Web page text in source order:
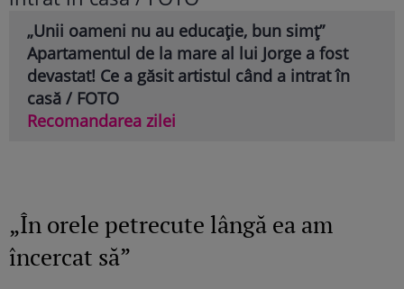
„Unii oameni nu au educație, bun simț”
Apartamentul de la mare al lui Jorge a fost
devastat! Ce a găsit artistul când a intrat în
casă / FOTO
Recomandarea zilei
„În orele petrecute lângă ea am
încercat să”